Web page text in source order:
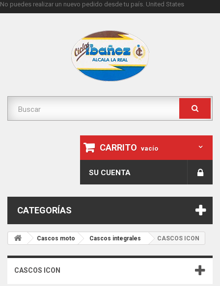
No puedes realizar un nuevo pedido desde tu país. United States
CARRITO vacío
SU CUENTA
CATEGORÍAS
Cascos moto Cascos integrales CASCOS ICON
CASCOS ICON